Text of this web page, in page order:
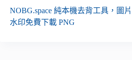
NOBG.space 純本機去背工具，圖
水印免費下載 PNG